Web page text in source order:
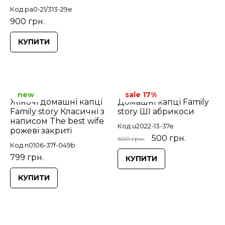
Код pa0-21/313-29e
900 грн.
КУПИТИ
Жіночі домашні капці
Family story Класичні з
написом The best wife
рожеві закриті
Код n0106-37f-049b
799 грн.
new
КУПИТИ
Домашні капці Family
story ШІ абрикоси
Код u2022-13-37e
600 грн. 500 грн.
sale 17%
КУПИТИ